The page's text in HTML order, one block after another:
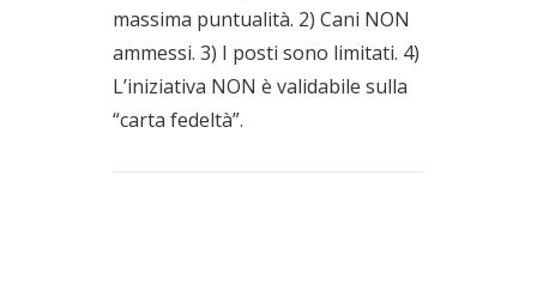
massima puntualità. 2) Cani NON
ammessi. 3) I posti sono limitati. 4)
L’iniziativa NON è validabile sulla
“carta fedeltà”.